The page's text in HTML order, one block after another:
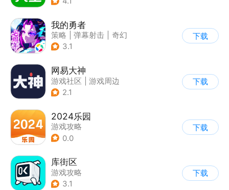
我的勇者
策略 弹幕射击
奇幻
| 中国风
3.1
下载
网易大神
游戏社区
游戏周边
2.1
下载
2024乐园
游戏攻略
0.0
下载
库街区
游戏攻略
3.1
下载